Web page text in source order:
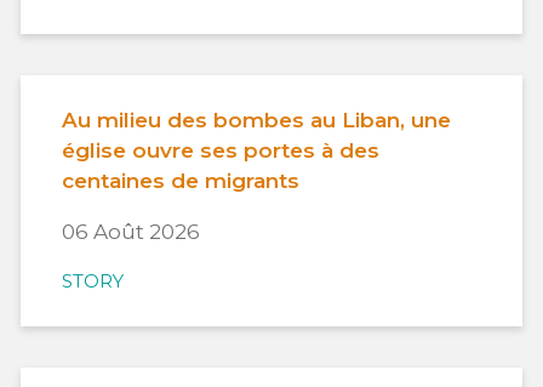
Au milieu des bombes au Liban, une
église ouvre ses portes à des
centaines de migrants
06 Août 2026
STORY